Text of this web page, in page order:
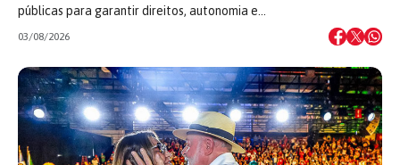
públicas para garantir direitos, autonomia e…
03/08/2026